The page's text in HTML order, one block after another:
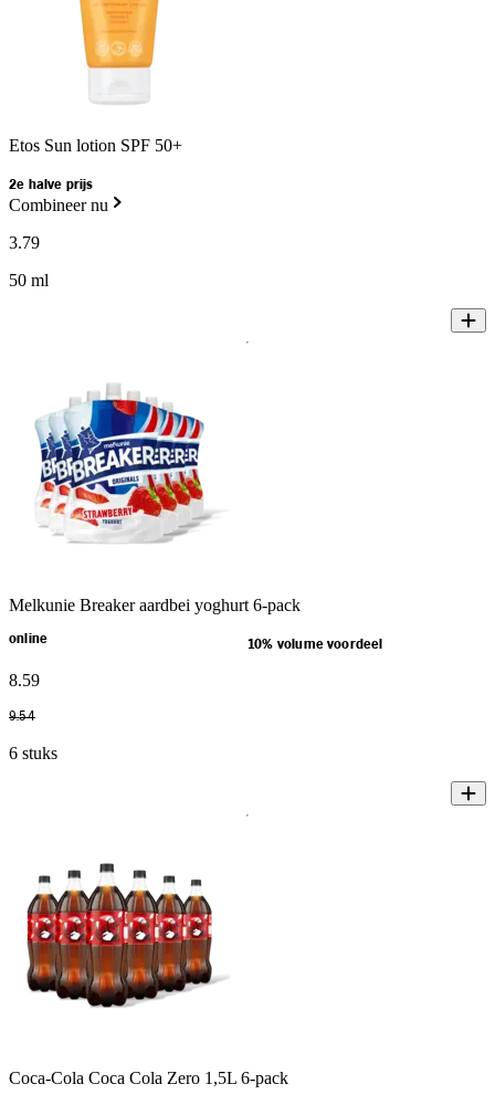
Etos Sun lotion SPF 50+
2e halve prijs
Combineer nu
3.79
50 ml
Melkunie Breaker aardbei yoghurt 6-pack
online 10% volume voordeel
8.59
9.54
6 stuks
Coca-Cola Coca Cola Zero 1,5L 6-pack